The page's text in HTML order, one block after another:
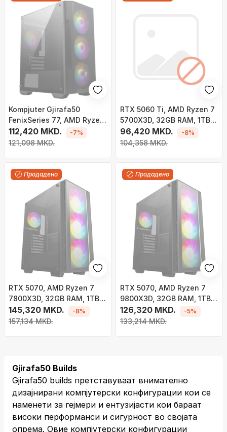
Kompjuter Gjirafa50
FenixSeries 77, AMD Ryzen
7 7800X3D, 32GB RAM, 1TB
SSD M.2, NVIDIA RTX 5050
112,420 MKD.
121,098 MKD.
-7%
RTX 5060 Ti, AMD Ryzen 7
5700X3D, 32GB RAM, 1TB
SSD - Gaming PC Gjirafa50
Fifty Series 72
96,420 MKD.
104,358 MKD.
-8%
Продадено
RTX 5070, AMD Ryzen 7
7800X3D, 32GB RAM, 1TB
SSD - Gaming PC Gjirafa50
Fifty Series 74
145,320 MKD.
157,134 MKD.
-8%
Продадено
RTX 5070, AMD Ryzen 7
9800X3D, 32GB RAM, 1TB
SSD - Gaming PC Gjirafa50
Fifty Series 76
126,320 MKD.
133,214 MKD.
-5%
Gjirafa50 Builds
Gjirafa50 builds претставуваат внимателно
дизајнирани компјутерски конфигурации кои се
наменети за гејмери и ентузијасти кои бараат
високи перформанси и сигурност во својата
опрема. Овие компјутерски конфигурации